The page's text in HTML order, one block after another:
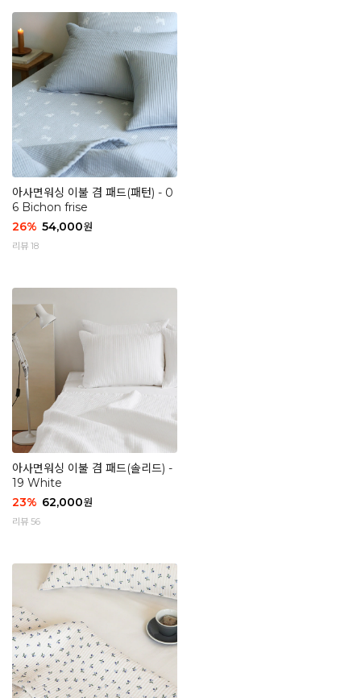
아사면워싱 이불 겸 패드(패턴) - 0
6 Bichon frise
26% 54,000원
리뷰 18
아사면워싱 이불 겸 패드(솔리드) -
19 White
23% 62,000원
리뷰 56